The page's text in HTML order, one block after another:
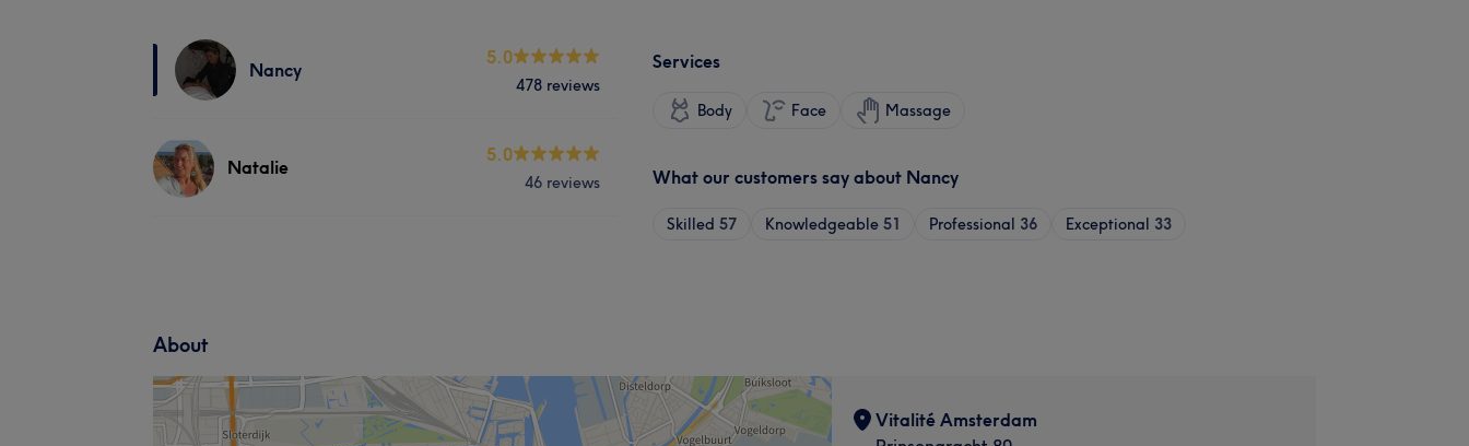
Nancy
5.0
478 reviews
Natalie
5.0
46 reviews
Services
Body Face Massage
What our customers say about Nancy
Skilled 57 Knowledgeable 51 Professional 36 Exceptional 33
About
Vitalité Amsterdam